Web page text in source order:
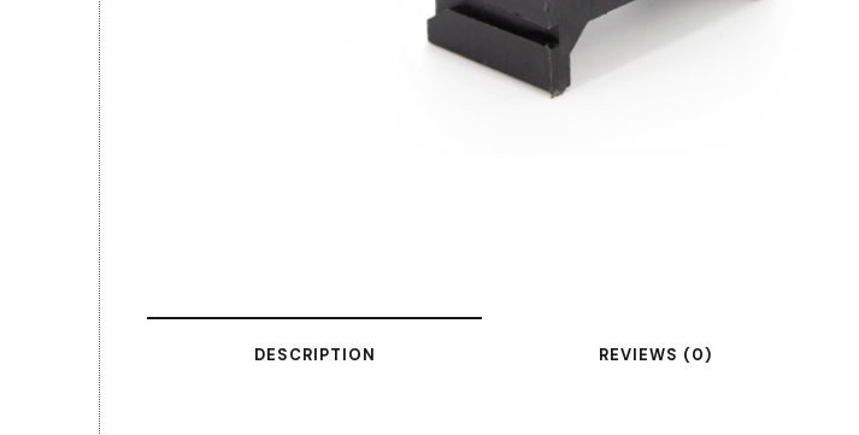
DESCRIPTION REVIEWS (0)